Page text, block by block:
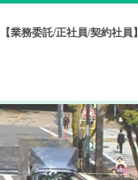
業務委託/正社員/契約社員】